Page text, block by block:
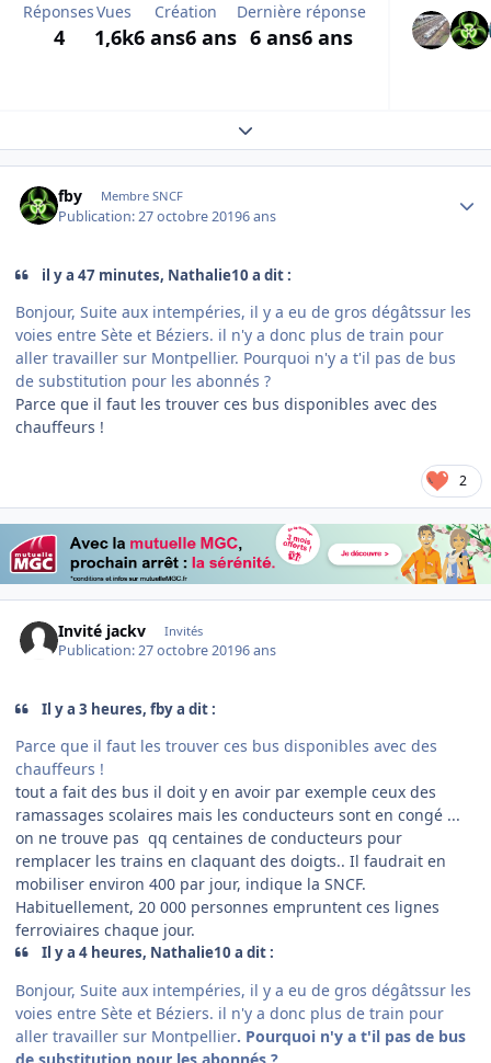
Réponses
4
Vues
1,6k
Création
6 ans6 ans
Dernière réponse
6 ans6 ans
Expand topic overview
fby Membre SNCF
Publication:27 octobre 20196 ans
il y a 47 minutes, Nathalie10 a dit :
Bonjour, Suite aux intempéries, il y a eu de gros dégâtssur les
voies entre Sète et Béziers. il n'y a donc plus de train pour
aller travailler sur Montpellier. Pourquoi n'y a t'il pas de bus
de substitution pour les abonnés ?
Parce que il faut les trouver ces bus disponibles avec des
chauffeurs !
2
Invité jackv Invités
Publication:27 octobre 20196 ans
Il y a 3 heures, fby a dit :
Parce que il faut les trouver ces bus disponibles avec des
chauffeurs !
tout a fait des bus il doit y en avoir par exemple ceux des
ramassages scolaires mais les conducteurs sont en congé ...
on ne trouve pas qq centaines de conducteurs pour
remplacer les trains en claquant des doigts.. Il faudrait en
mobiliser environ 400 par jour, indique la SNCF.
Habituellement, 20 000 personnes empruntent ces lignes
ferroviaires chaque jour.
Il y a 4 heures, Nathalie10 a dit :
Bonjour, Suite aux intempéries, il y a eu de gros dégâtssur les
voies entre Sète et Béziers. il n'y a donc plus de train pour
aller travailler sur Montpellier. Pourquoi n'y a t'il pas de bus
de substitution pour les abonnés ?